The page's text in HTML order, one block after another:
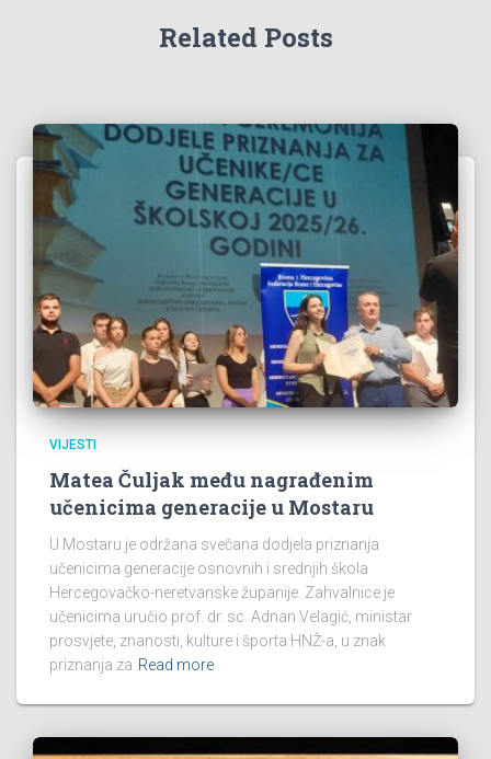
Related Posts
VIJESTI
Matea Čuljak među nagrađenim
učenicima generacije u Mostaru
U Mostaru je održana svečana dodjela priznanja
učenicima generacije osnovnih i srednjih škola
Hercegovačko-neretvanske županije. Zahvalnice je
učenicima uručio prof. dr. sc. Adnan Velagić, ministar
prosvjete, znanosti, kulture i športa HNŽ-a, u znak
priznanja za Read more